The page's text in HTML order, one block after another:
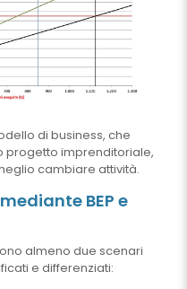
di business, che
progetto imprenditoriale,
cambiare attività.
BEP e
almeno due scenari
e differenziati: